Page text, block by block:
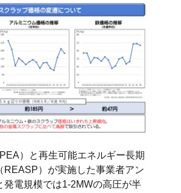
）と再生可能エネルギー⾧期
REASP）が実施した事業者アン
発電規模では1-2MWの高圧が半